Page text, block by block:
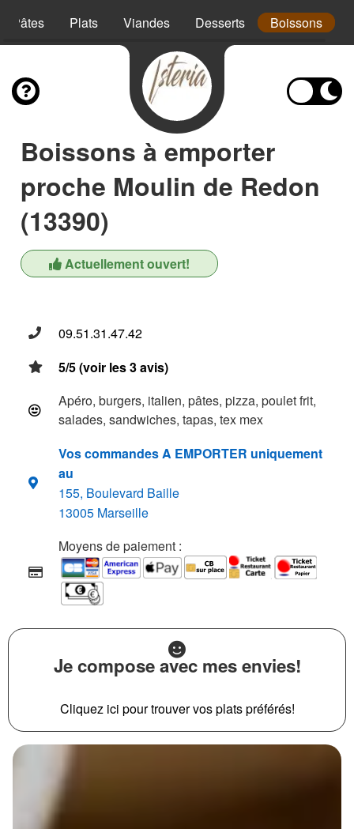
Pâtes Plats Viandes Desserts Boissons
Boissons à emporter
proche Moulin de Redon
(13390)
Actuellement ouvert!
09.51.31.47.42
5/5 (voir les 3 avis)
Apéro, burgers, italien, pâtes, pizza, poulet frit,
salades, sandwiches, tapas, tex mex
Vos commandes A EMPORTER uniquement
au
155, Boulevard Baille
13005 Marseille
Moyens de paiement :
Je compose avec mes envies!
Cliquez ici pour trouver vos plats préférés!